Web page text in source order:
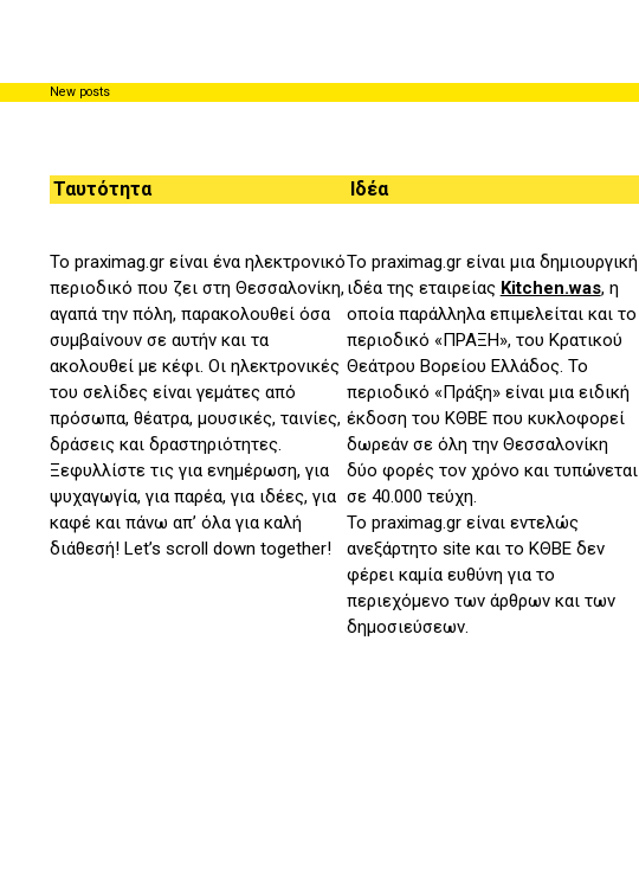
New posts
Ταυτότητα
Το praximag.gr είναι ένα ηλεκτρονικό
περιοδικό που ζει στη Θεσσαλονίκη,
αγαπά την πόλη, παρακολουθεί όσα
συμβαίνουν σε αυτήν και τα
ακολουθεί με κέφι. Οι ηλεκτρονικές
του σελίδες είναι γεμάτες από
πρόσωπα, θέατρα, μουσικές, ταινίες,
δράσεις και δραστηριότητες.
Ξεφυλλίστε τις για ενημέρωση, για
ψυχαγωγία, για παρέα, για ιδέες, για
καφέ και πάνω απ’ όλα για καλή
διάθεσή! Let’s scroll down together!
Ιδέα
Το praximag.gr είναι μια δημιουργική
ιδέα της εταιρείας Kitchen.was, η
οποία παράλληλα επιμελείται και το
περιοδικό «ΠΡΑΞΗ», του Kρατικού
Θεάτρου Βορείου Ελλάδος. Το
περιοδικό «Πράξη» είναι μια ειδική
έκδοση του ΚΘΒΕ που κυκλοφορεί
δωρεάν σε όλη την Θεσσαλονίκη
δύο φορές τον χρόνο και τυπώνεται
σε 40.000 τεύχη.
Το praximag.gr είναι εντελώς
ανεξάρτητο site και το ΚΘΒΕ δεν
φέρει καμία ευθύνη για το
περιεχόμενο των άρθρων και των
δημοσιεύσεων.